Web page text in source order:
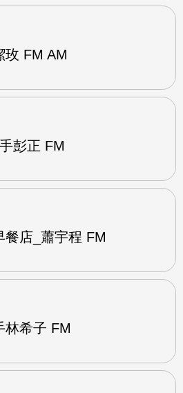
玫 FM AM
彭正 FM
餐店_蕭宇程 FM
林希子 FM